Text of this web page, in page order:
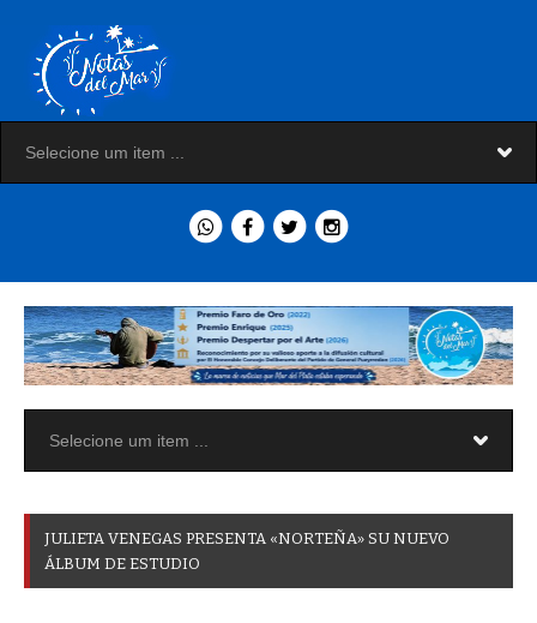
JULIETA VENEGAS PRESENTA «NORTEÑA» SU NUEVO
ÁLBUM DE ESTUDIO